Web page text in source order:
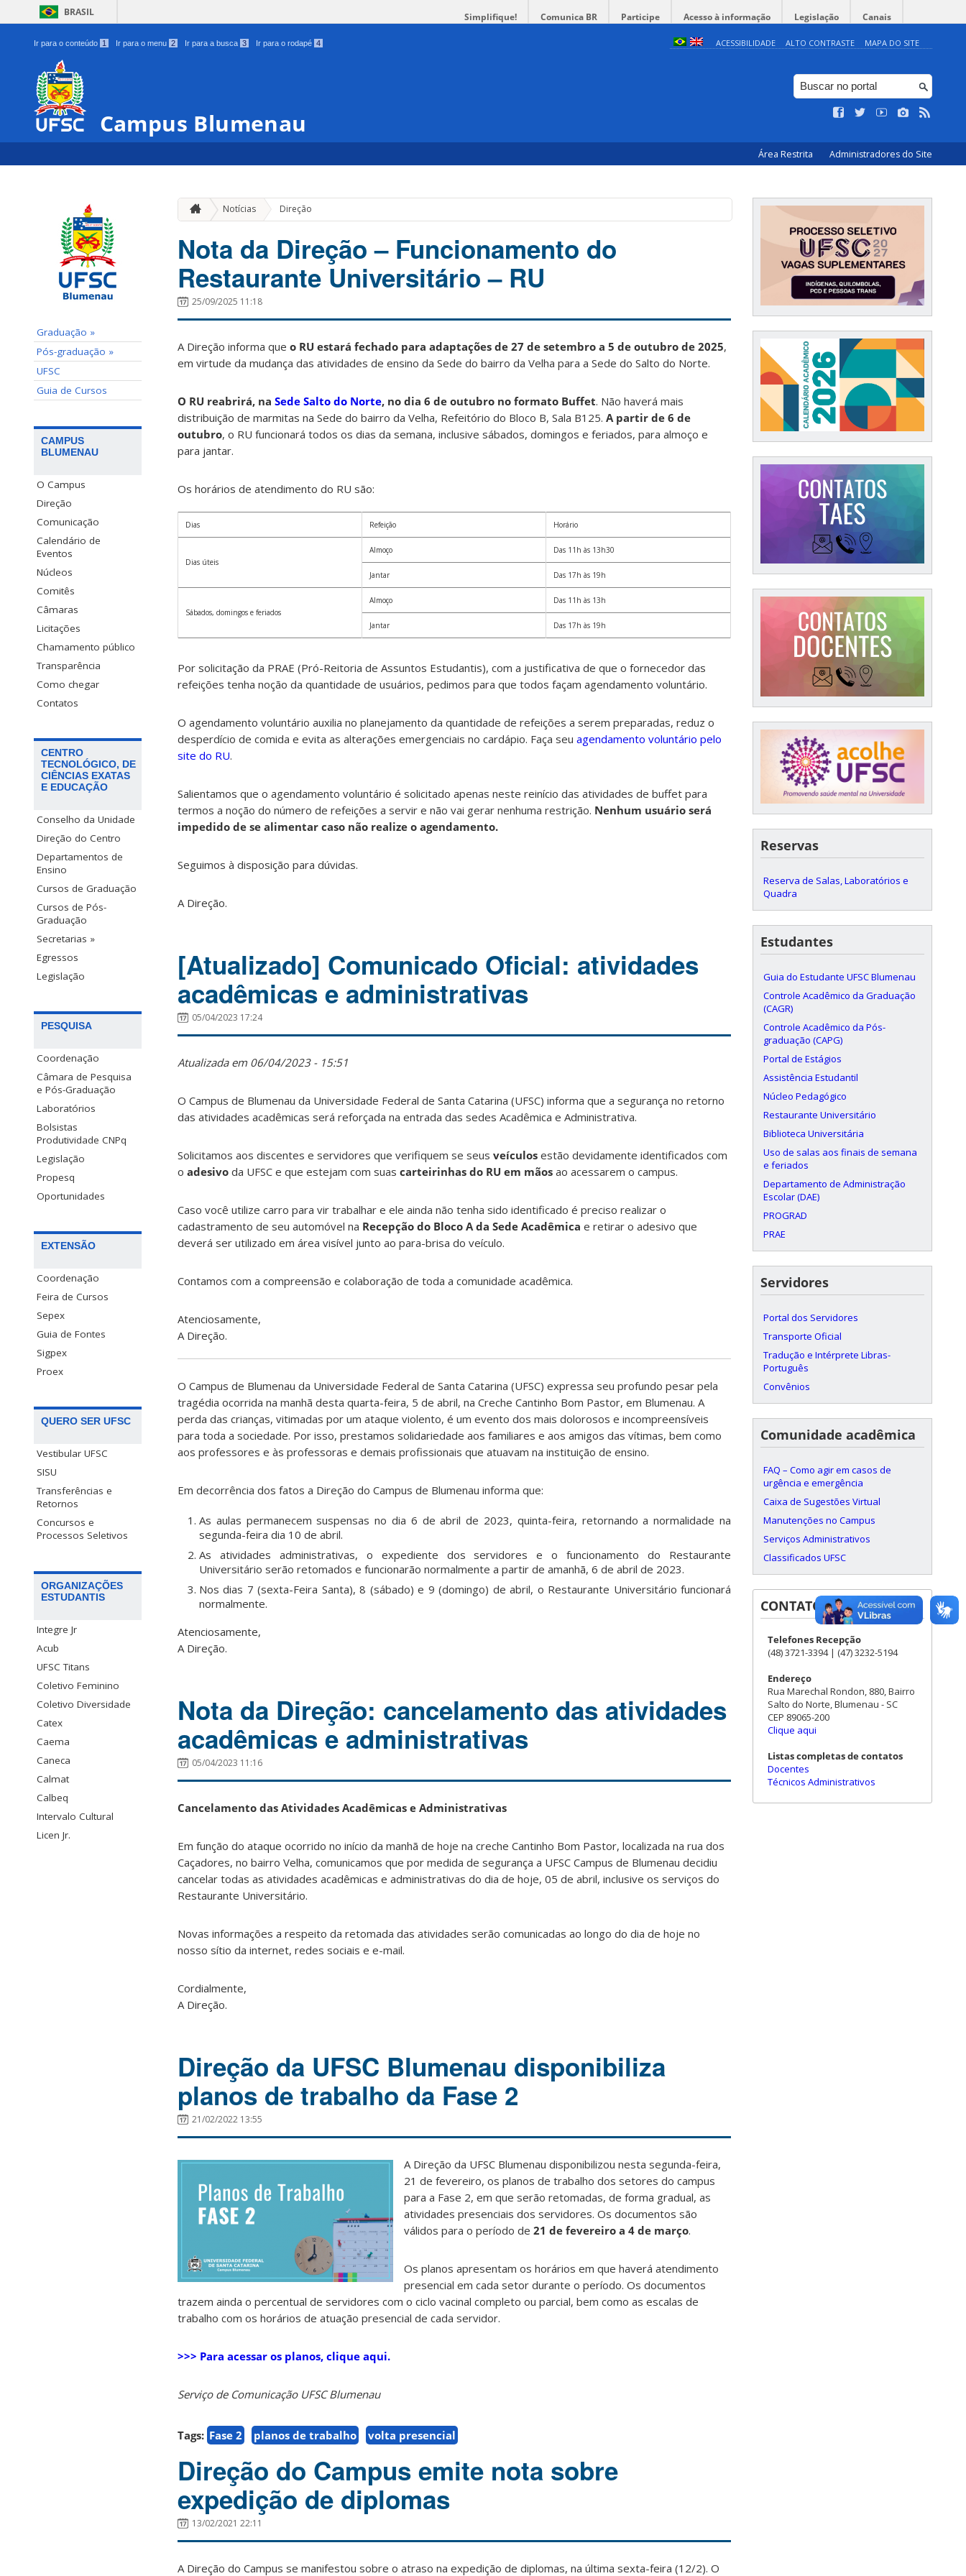
BRASIL Simplifique! Comunica BR Participe Acesso à informação Legislação Canais
Ir para o conteúdo 1 Ir para o menu 2 Ir para a busca 3 Ir para o rodapé 4 ACESSIBILIDADE ALTO CONTRASTE MAPA DO SITE
Campus Blumenau
Área Restrita Administradores do Site
Graduação »
Pós-graduação »
UFSC
Guia de Cursos
CAMPUS
BLUMENAU
O Campus
Direção
Comunicação
Calendário de
Eventos
Núcleos
Comitês
Câmaras
Licitações
Chamamento público
Transparência
Como chegar
Contatos
CENTRO
TECNOLÓGICO, DE
CIÊNCIAS EXATAS
E EDUCAÇÃO
Conselho da Unidade
Direção do Centro
Departamentos de
Ensino
Cursos de Graduação
Cursos de Pós-
Graduação
Secretarias »
Egressos
Legislação
PESQUISA
Coordenação
Câmara de Pesquisa
e Pós-Graduação
Laboratórios
Bolsistas
Produtividade CNPq
Legislação
Propesq
Oportunidades
EXTENSÃO
Coordenação
Feira de Cursos
Sepex
Guia de Fontes
Sigpex
Proex
QUERO SER UFSC
Vestibular UFSC
SISU
Transferências e
Retornos
Concursos e
Processos Seletivos
ORGANIZAÇÕES
ESTUDANTIS
Integre Jr
Acub
UFSC Titans
Coletivo Feminino
Coletivo Diversidade
Catex
Caema
Caneca
Calmat
Calbeq
Intervalo Cultural
Licen Jr.
Notícias Direção
Nota da Direção – Funcionamento do
Restaurante Universitário – RU
25/09/2025 11:18
A Direção informa que o RU estará fechado para adaptações de 27 de setembro a 5 de outubro de 2025,
em virtude da mudança das atividades de ensino da Sede do bairro da Velha para a Sede do Salto do Norte.
O RU reabrirá, na Sede Salto do Norte, no dia 6 de outubro no formato Buffet. Não haverá mais
distribuição de marmitas na Sede do bairro da Velha, Refeitório do Bloco B, Sala B125. A partir de 6 de
outubro, o RU funcionará todos os dias da semana, inclusive sábados, domingos e feriados, para almoço e
para jantar.
Os horários de atendimento do RU são:
Dias Refeição Horário
Dias úteis
Almoço Das 11h às 13h30
Jantar Das 17h às 19h
Sábados, domingos e feriados
Almoço Das 11h às 13h
Jantar Das 17h às 19h
Por solicitação da PRAE (Pró-Reitoria de Assuntos Estudantis), com a justificativa de que o fornecedor das
refeições tenha noção da quantidade de usuários, pedimos para que todos façam agendamento voluntário.
O agendamento voluntário auxilia no planejamento da quantidade de refeições a serem preparadas, reduz o
desperdício de comida e evita as alterações emergenciais no cardápio. Faça seu agendamento voluntário pelo
site do RU.
Salientamos que o agendamento voluntário é solicitado apenas neste reinício das atividades de buffet para
termos a noção do número de refeições a servir e não vai gerar nenhuma restrição. Nenhum usuário será
impedido de se alimentar caso não realize o agendamento.
Seguimos à disposição para dúvidas.
A Direção.
[Atualizado] Comunicado Oficial: atividades
acadêmicas e administrativas
05/04/2023 17:24
Atualizada em 06/04/2023 - 15:51
O Campus de Blumenau da Universidade Federal de Santa Catarina (UFSC) informa que a segurança no retorno
das atividades acadêmicas será reforçada na entrada das sedes Acadêmica e Administrativa.
Solicitamos aos discentes e servidores que verifiquem se seus veículos estão devidamente identificados com
o adesivo da UFSC e que estejam com suas carteirinhas do RU em mãos ao acessarem o campus.
Caso você utilize carro para vir trabalhar e ele ainda não tenha sido identificado é preciso realizar o
cadastramento de seu automóvel na Recepção do Bloco A da Sede Acadêmica e retirar o adesivo que
deverá ser utilizado em área visível junto ao para-brisa do veículo.
Contamos com a compreensão e colaboração de toda a comunidade acadêmica.
Atenciosamente,
A Direção.
O Campus de Blumenau da Universidade Federal de Santa Catarina (UFSC) expressa seu profundo pesar pela
tragédia ocorrida na manhã desta quarta-feira, 5 de abril, na Creche Cantinho Bom Pastor, em Blumenau. A
perda das crianças, vitimadas por um ataque violento, é um evento dos mais dolorosos e incompreensíveis
para toda a sociedade. Por isso, prestamos solidariedade aos familiares e aos amigos das vítimas, bem como
aos professores e às professoras e demais profissionais que atuavam na instituição de ensino.
Em decorrência dos fatos a Direção do Campus de Blumenau informa que:
As aulas permanecem suspensas no dia 6 de abril de 2023, quinta-feira, retornando a normalidade na
segunda-feira dia 10 de abril.
As atividades administrativas, o expediente dos servidores e o funcionamento do Restaurante
Universitário serão retomados e funcionarão normalmente a partir de amanhã, 6 de abril de 2023.
Nos dias 7 (sexta-Feira Santa), 8 (sábado) e 9 (domingo) de abril, o Restaurante Universitário funcionará
normalmente.
Atenciosamente,
A Direção.
Nota da Direção: cancelamento das atividades
acadêmicas e administrativas
05/04/2023 11:16
Cancelamento das Atividades Acadêmicas e Administrativas
Em função do ataque ocorrido no início da manhã de hoje na creche Cantinho Bom Pastor, localizada na rua dos
Caçadores, no bairro Velha, comunicamos que por medida de segurança a UFSC Campus de Blumenau decidiu
cancelar todas as atividades acadêmicas e administrativas do dia de hoje, 05 de abril, inclusive os serviços do
Restaurante Universitário.
Novas informações a respeito da retomada das atividades serão comunicadas ao longo do dia de hoje no
nosso sítio da internet, redes sociais e e-mail.
Cordialmente,
A Direção.
Direção da UFSC Blumenau disponibiliza
planos de trabalho da Fase 2
21/02/2022 13:55
A Direção da UFSC Blumenau disponibilizou nesta segunda-feira,
21 de fevereiro, os planos de trabalho dos setores do campus
para a Fase 2, em que serão retomadas, de forma gradual, as
atividades presenciais dos servidores. Os documentos são
válidos para o período de 21 de fevereiro a 4 de março.
Os planos apresentam os horários em que haverá atendimento
presencial em cada setor durante o período. Os documentos
trazem ainda o percentual de servidores com o ciclo vacinal completo ou parcial, bem como as escalas de
trabalho com os horários de atuação presencial de cada servidor.
>>> Para acessar os planos, clique aqui.
Serviço de Comunicação UFSC Blumenau
Tags: Fase 2 planos de trabalho volta presencial
Direção do Campus emite nota sobre
expedição de diplomas
13/02/2021 22:11
A Direção do Campus se manifestou sobre o atraso na expedição de diplomas, na última sexta-feira (12/2). O
Reservas
Reserva de Salas, Laboratórios e
Quadra
Estudantes
Guia do Estudante UFSC Blumenau
Controle Acadêmico da Graduação
(CAGR)
Controle Acadêmico da Pós-
graduação (CAPG)
Portal de Estágios
Assistência Estudantil
Núcleo Pedagógico
Restaurante Universitário
Biblioteca Universitária
Uso de salas aos finais de semana
e feriados
Departamento de Administração
Escolar (DAE)
PROGRAD
PRAE
Servidores
Portal dos Servidores
Transporte Oficial
Tradução e Intérprete Libras-
Português
Convênios
Comunidade acadêmica
FAQ – Como agir em casos de
urgência e emergência
Caixa de Sugestões Virtual
Manutenções no Campus
Serviços Administrativos
Classificados UFSC
CONTATOS
Telefones Recepção
(48) 3721-3394 | (47) 3232-5194
Endereço
Rua Marechal Rondon, 880, Bairro
Salto do Norte, Blumenau - SC
CEP 89065-200
Clique aqui
Listas completas de contatos
Docentes
Técnicos Administrativos